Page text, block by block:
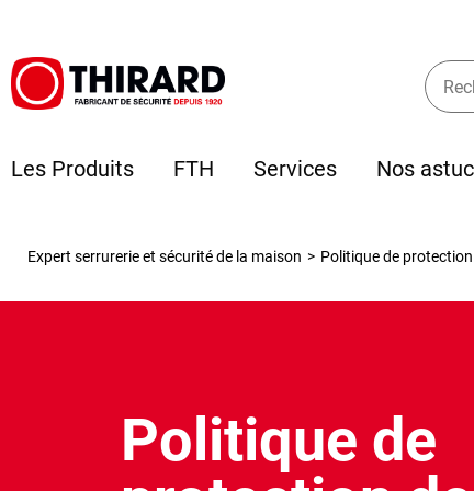
Les Produits FTH Services Nos
Expert serrurerie et sécurité de la maison > Politique de
Politique de